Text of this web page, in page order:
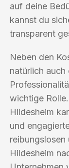
auf deine
kannst du
transparent
Neben den
natürlich auch
wichtige
Hildesheim
und
Hildesheim